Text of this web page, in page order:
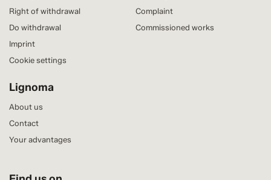
Complaint
Commissioned works
Right of withdrawal
Do withdrawal
Imprint
Cookie settings
Lignoma
About us
Contact
Your advantages